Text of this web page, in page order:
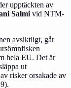
upptäckten av
Salmi vid NTM-
avsiktligt, går
hela EU. Det är
ut
risker orsakade av